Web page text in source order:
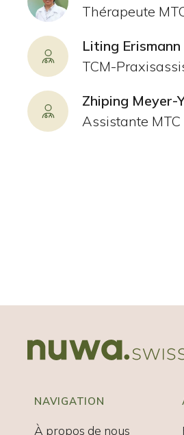
Thérapeute
Liting Erismann
TCM-
Zhiping Meyer-
Assistante MTC
NAVIGATION
À propos de nous